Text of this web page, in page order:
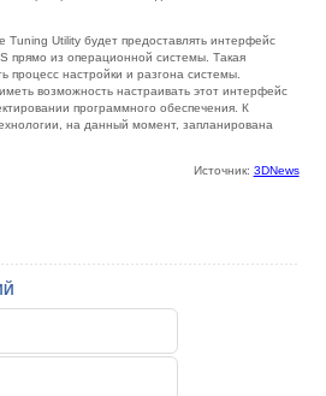
Tuning Utility будет предоставлять интерфейс
прямо из операционной системы. Такая
процесс настройки и разгона системы.
возможность настраивать этот интерфейс
программного обеспечения. К
на данный момент, запланирована
Источник: 3DNews